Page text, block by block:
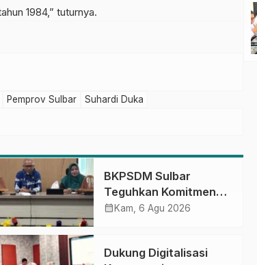
1984,” tuturnya.
Pemprov Sulbar Suhardi Duka
BKPSDM Sulbar
Teguhkan Komitmen
Pengembangan
Penandatanganan
calendar_month Kam, 6 Agu 2026
Dukung Digitalisasi